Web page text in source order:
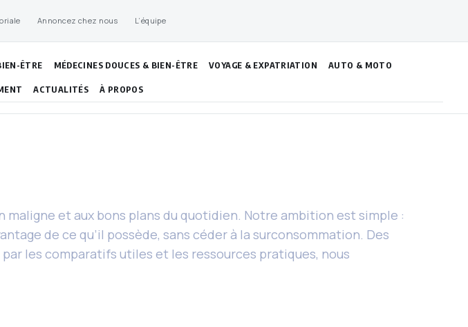
Annoncez chez nous L’équipe
ÊTRE MÉDECINES DOUCES & BIEN-ÊTRE VOYAGE & EXPATRIATION AUTO & MOTO
ACTUALITÉS À PROPOS
et aux bons plans du quotidien. Notre ambition est simple :
de ce qu’il possède, sans céder à la surconsommation. Des
les comparatifs utiles et les ressources pratiques, nous